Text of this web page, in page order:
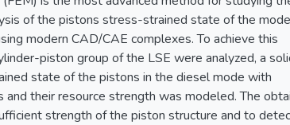
of the pistons stress-strained state of the
modern CAD/CAE complexes. To achieve this
piston group of the LSE were analyzed, a
state of the pistons in the diesel mode with
their resource strength was modeled. The
strength of the piston structure and to